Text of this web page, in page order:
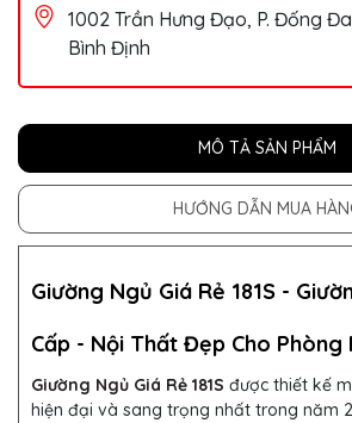
1002 Trần Hưng Đạo, P. Đống
Bình Định
MÔ TẢ SẢN PHẨM
HƯỚNG DẪN MUA
Giường Ngủ Giá Rẻ 181S -
Cấp - Nội Thất Đẹp Cho Phòng
Giường Ngủ Giá Rẻ 181S được thiết kế
hiện đại và sang trọng nhất trong năm